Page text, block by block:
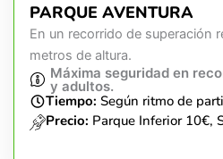
PARQUE AVENTURA
En un recorrido de superación
metros de altura.
Máxima seguridad en
y adultos.
Tiempo: Según ritmo de
Precio: Parque Inferior 10€,